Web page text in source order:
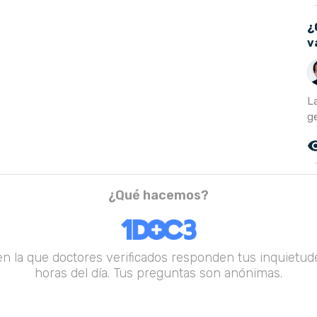
¿Qué hacemos?
la que doctores verificados responden tus
horas del día. Tus preguntas son anónimas.